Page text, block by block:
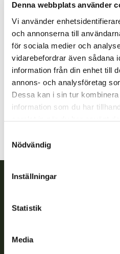
Denna webbplats använder
Vi använder
och annonserna till
för sociala medier och
vidarebefordrar även sådana
information från din enhet till
annons- och analysföretag
Dessa kan i sin tur
information som du har
Nödvändig
Inställningar
Statistik
Media
Holmberg sähköposti:
988327
Västra-Nylands
Nyland
040 658 2299
jaktvårdsföreningarnas
verkställs och svarar för de